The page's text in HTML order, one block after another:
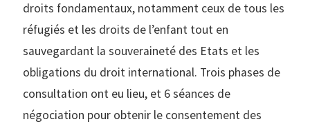
droits fondamentaux, notamment ceux de tous les
réfugiés et les droits de l’enfant tout en
sauvegardant la souveraineté des Etats et les
obligations du droit international. Trois phases de
consultation ont eu lieu, et 6 séances de
négociation pour obtenir le consentement des